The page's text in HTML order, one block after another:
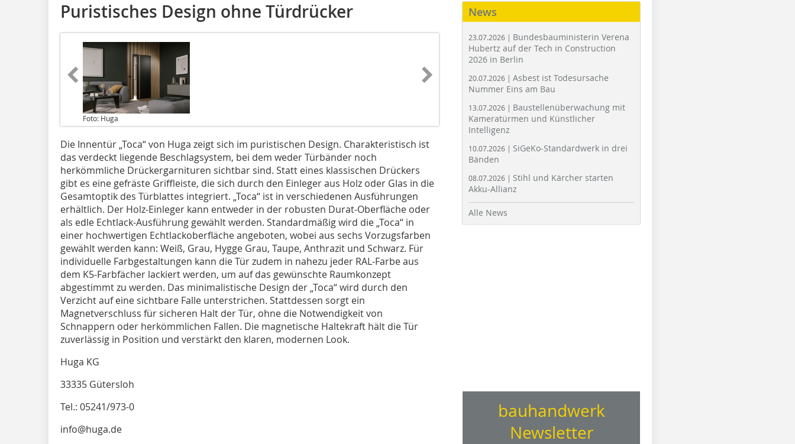
Puristisches Design ohne Türdrücker
Foto: Huga
Die Innentür „Toca“ von Huga zeigt sich im puristischen Design. Charakteristisch ist
das verdeckt liegende Beschlagsystem, bei dem weder Türbänder noch
herkömmliche Drückergarnituren sichtbar sind. Statt eines klassischen Drückers
gibt es eine gefräste Griffleiste, die sich durch den Einleger aus Holz oder Glas in die
Gesamtoptik des Türblattes integriert. „Toca“ ist in verschiedenen Ausführungen
erhältlich. Der Holz-Einleger kann entweder in der robusten Durat-Oberfläche oder
als edle Echtlack-Ausführung gewählt werden. Standardmäßig wird die „Toca“ in
einer hochwertigen Echtlackoberfläche angeboten, wobei aus sechs Vorzugsfarben
gewählt werden kann: Weiß, Grau, Hygge Grau, Taupe, Anthrazit und Schwarz. Für
individuelle Farbgestaltungen kann die Tür zudem in nahezu jeder RAL-Farbe aus
dem K5-Farbfächer lackiert werden, um auf das gewünschte Raumkonzept
abgestimmt zu werden. Das minimalistische Design der „Toca“ wird durch den
Verzicht auf eine sichtbare Falle unterstrichen. Stattdessen sorgt ein
Magnetverschluss für sicheren Halt der Tür, ohne die Notwendigkeit von
Schnappern oder herkömmlichen Fallen. Die magnetische Haltekraft hält die Tür
zuverlässig in Position und verstärkt den klaren, modernen Look.
Huga KG
33335 Gütersloh
Tel.: 05241/973-0
info@huga.de
News
23.07.2026 | Bundesbauministerin Verena
Hubertz auf der Tech in Construction
2026 in Berlin
20.07.2026 | Asbest ist Todesursache
Nummer Eins am Bau
13.07.2026 | Baustellenüberwachung mit
Kameratürmen und Künstlicher
Intelligenz
10.07.2026 | SiGeKo-Standardwerk in drei
Bänden
08.07.2026 | Stihl und Kärcher starten
Akku-Allianz
Alle News
bauhandwerk
Newsletter